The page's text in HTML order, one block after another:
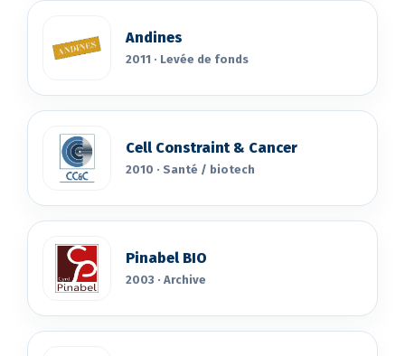
Andines
2011 · Levée de fonds
Cell Constraint & Cancer
2010 · Santé / biotech
Pinabel BIO
2003 · Archive